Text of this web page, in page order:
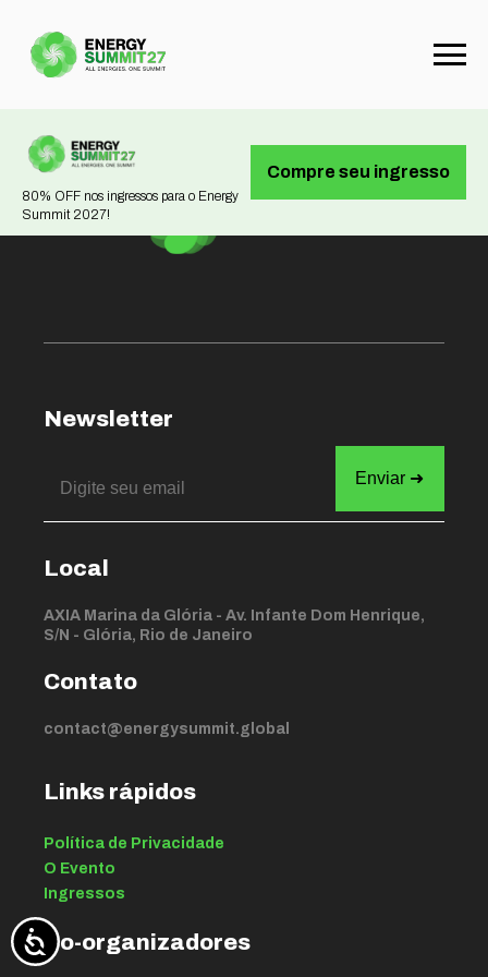
80% OFF nos ingressos para o Energy
Summit 2027!
Compre seu ingresso
Not found
Newsletter
Local
AXIA Marina da Glória - Av. Infante Dom Henrique,
S/N - Glória, Rio de Janeiro
Contato
contact@energysummit.global
Links rápidos
Política de Privacidade
O Evento
Ingressos
Co-organizadores